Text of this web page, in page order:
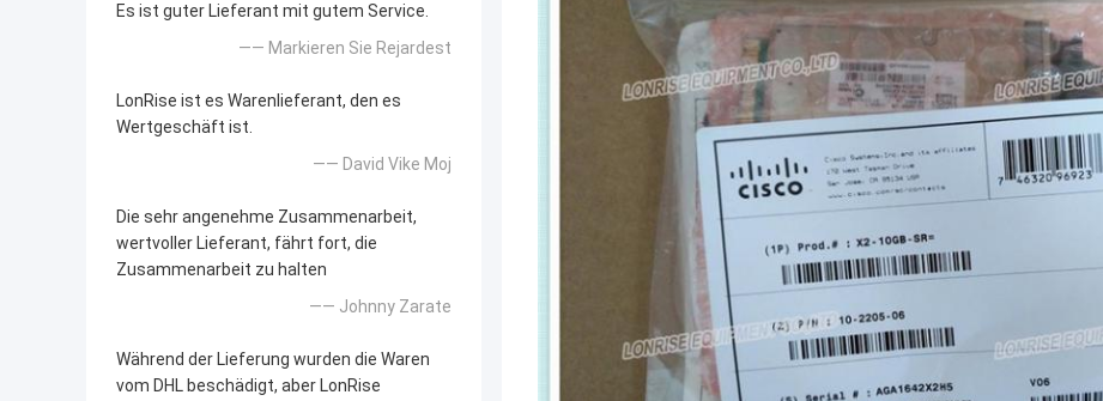
Es ist guter Lieferant mit gutem Service.
—— Markieren Sie Rejardest
LonRise ist es Warenlieferant, den es
Wertgeschäft ist.
—— David Vike Moj
Die sehr angenehme Zusammenarbeit,
wertvoller Lieferant, fährt fort, die
Zusammenarbeit zu halten
—— Johnny Zarate
Während der Lieferung wurden die Waren
vom DHL beschädigt, aber LonRise